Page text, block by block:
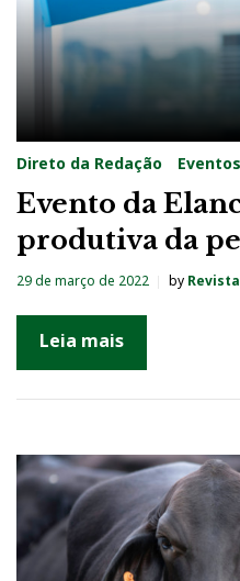
Direto da Redação Eventos
Evento da
produtiva da
29 de março de 2022 by
Leia mais